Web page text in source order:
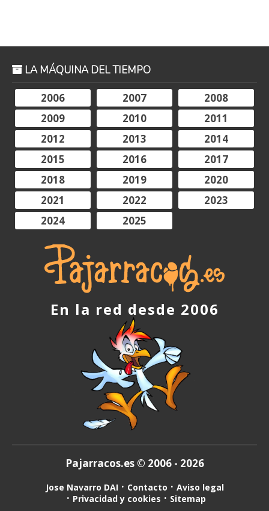
LA MÁQUINA DEL TIEMPO
2006
2007
2008
2009
2010
2011
2012
2013
2014
2015
2016
2017
2018
2019
2020
2021
2022
2023
2024
2025
En la red desde 2006
Pajarracos.es © 2006 - 2026
Jose Navarro DAI Contacto
Aviso legal
Privacidad y cookies
Sitemap